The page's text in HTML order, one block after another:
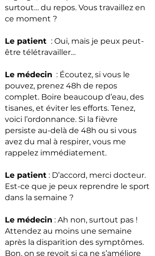
surtout… du repos. Vous travaillez en
ce moment ?
Le patient : Oui, mais je peux peut-
être télétravailler…
Le médecin : Écoutez, si vous le
pouvez, prenez 48h de repos
complet. Boire beaucoup d’eau, des
tisanes, et éviter les efforts. Tenez,
voici l’ordonnance. Si la fièvre
persiste au-delà de 48h ou si vous
avez du mal à respirer, vous me
rappelez immédiatement.
Le patient : D’accord, merci docteur.
Est-ce que je peux reprendre le sport
dans la semaine ?
Le médecin : Ah non, surtout pas !
Attendez au moins une semaine
après la disparition des symptômes.
Bon, on se revoit si ça ne s’améliore